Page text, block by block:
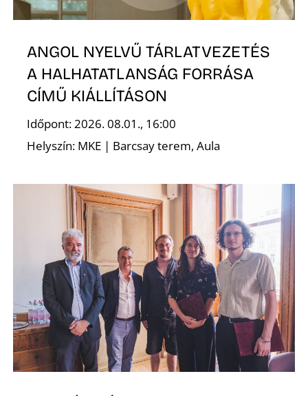
ANGOL NYELVŰ TÁRLATVEZETÉS
A HALHATATLANSÁG FORRÁSA
CÍMŰ KIÁLLÍTÁSON
Időpont: 2026. 08.01., 16:00
Helyszín: MKE | Barcsay terem, Aula